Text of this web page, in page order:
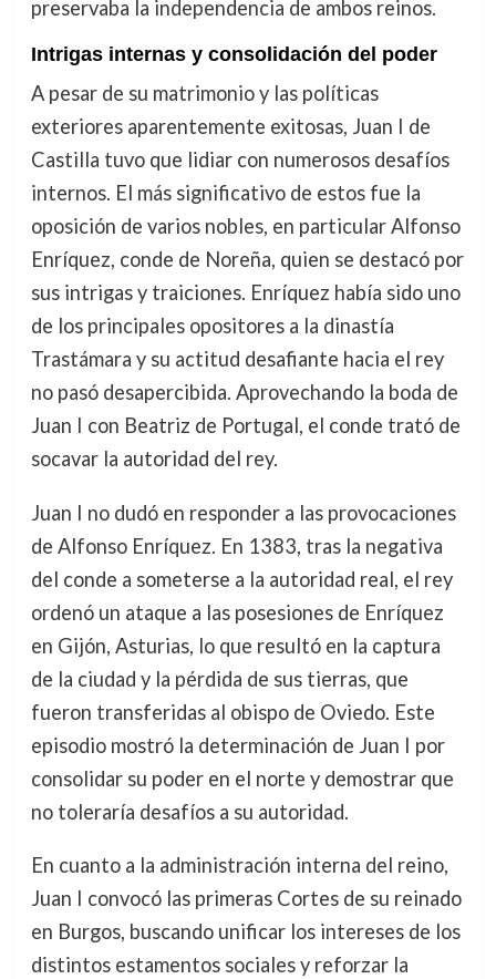
preservaba la independencia de ambos reinos.
Intrigas internas y consolidación del poder
A pesar de su matrimonio y las políticas
exteriores aparentemente exitosas, Juan I de
Castilla tuvo que lidiar con numerosos desafíos
internos. El más significativo de estos fue la
oposición de varios nobles, en particular Alfonso
Enríquez, conde de Noreña, quien se destacó por
sus intrigas y traiciones. Enríquez había sido uno
de los principales opositores a la dinastía
Trastámara y su actitud desafiante hacia el rey
no pasó desapercibida. Aprovechando la boda de
Juan I con Beatriz de Portugal, el conde trató de
socavar la autoridad del rey.
Juan I no dudó en responder a las provocaciones
de Alfonso Enríquez. En 1383, tras la negativa
del conde a someterse a la autoridad real, el rey
ordenó un ataque a las posesiones de Enríquez
en Gijón, Asturias, lo que resultó en la captura
de la ciudad y la pérdida de sus tierras, que
fueron transferidas al obispo de Oviedo. Este
episodio mostró la determinación de Juan I por
consolidar su poder en el norte y demostrar que
no toleraría desafíos a su autoridad.
En cuanto a la administración interna del reino,
Juan I convocó las primeras Cortes de su reinado
en Burgos, buscando unificar los intereses de los
distintos estamentos sociales y reforzar la